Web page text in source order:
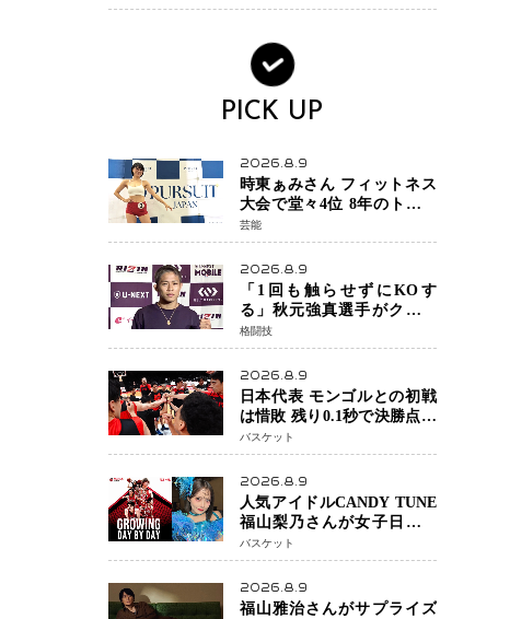
ック・ウィドウ役のシラ・
PICK UP
2026.8.9
時東ぁみさん フィットネス
大会で堂々4位 8年のトレー
ニングが生んだ健康美「4位
になってホッとしていま
す」
芸能
2026.8.9
「1回も触らせずにKOす
る」秋元強真選手がクレベ
ル・コイケ戦に自信 青木
真也と2カ月の寝技対策「引
き込まれても大丈夫」
格闘技
2026.8.9
日本代表 モンゴルとの初戦
は惜敗 残り0.1秒で決勝点を
許すもハーパージュニア15
得点 カーク18得点と存在感
バスケット
2026.8.9
人気アイドルCANDY TUNE
福山梨乃さんが女子日本代
表戦に登場 8月14日「三井不
動産カップ」でスペシャル
ゲスト 大のバスケ好きと
して魅力を発信
バスケット
2026.8.9
福山雅治さんがサプライズ